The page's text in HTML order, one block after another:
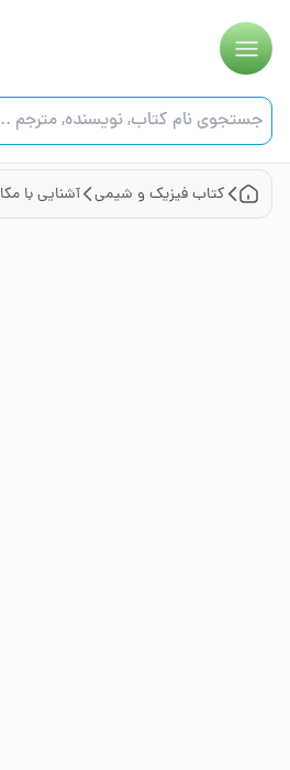
کتابفیزیک و شیمی آشنایی با